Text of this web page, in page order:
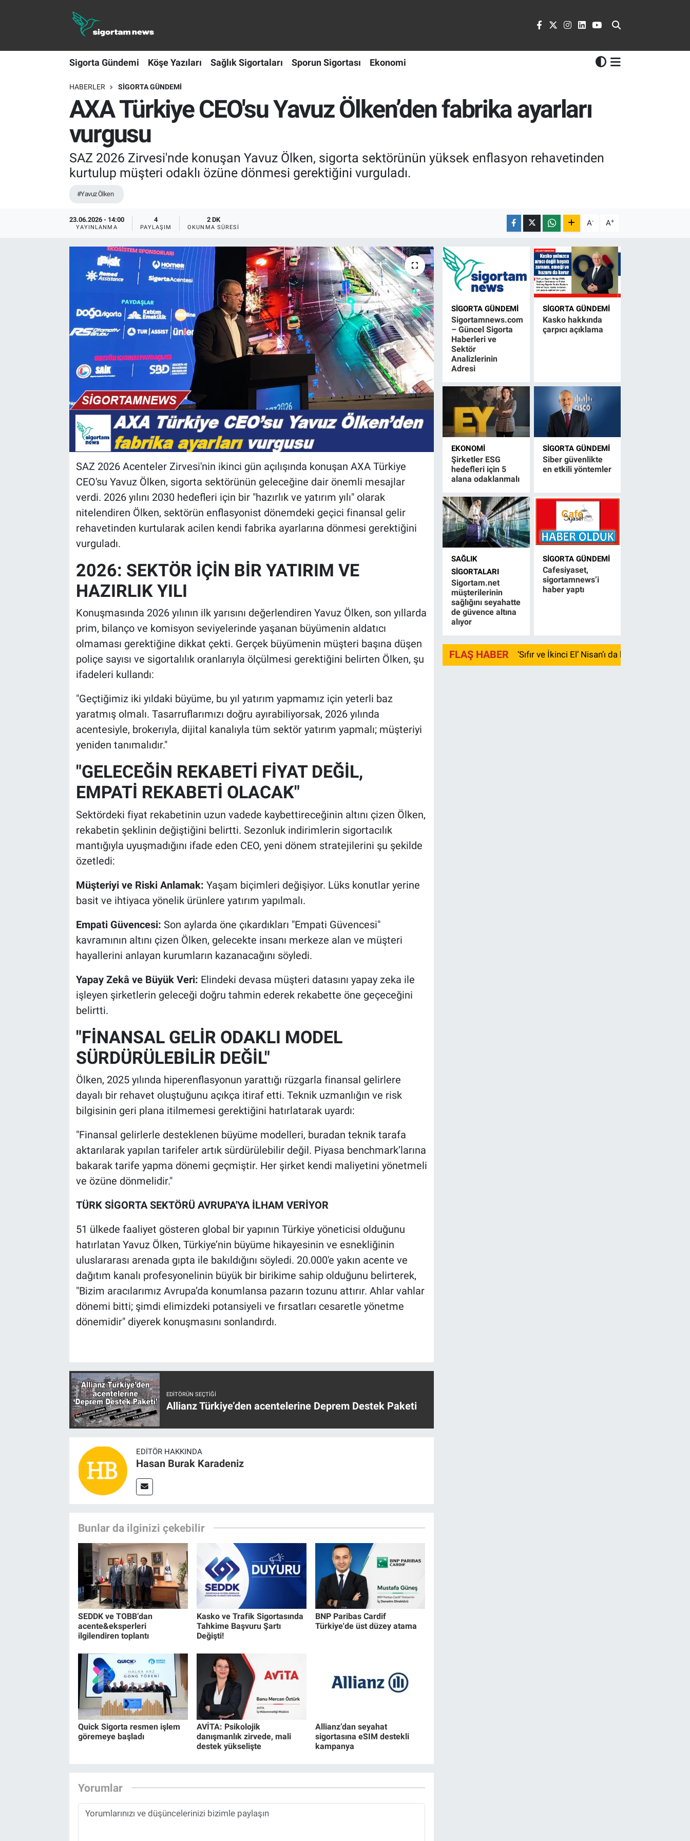
Sigorta Gündemi Köşe Yazıları Sağlık Sigortaları Sporun Sigortası Ekonomi
HABERLER SIGORTA GÜNDEMI
AXA Türkiye CEO'su Yavuz Ölken’den fabrika ayarları
vurgusu
SAZ 2026 Zirvesi'nde konuşan Yavuz Ölken, sigorta sektörünün yüksek enflasyon rehavetinden
kurtulup müşteri odaklı özüne dönmesi gerektiğini vurguladı.
#Yavuz Ölken
23.06.2026 - 14:00
YAYINLANMA
4
PAYLAŞIM
2 DK
OKUNMA SÜRESI A- A+
SAZ 2026 Acenteler Zirvesi'nin ikinci gün açılışında konuşan AXA Türkiye
CEO'su Yavuz Ölken, sigorta sektörünün geleceğine dair önemli mesajlar
verdi. 2026 yılını 2030 hedefleri için bir "hazırlık ve yatırım yılı" olarak
nitelendiren Ölken, sektörün enflasyonist dönemdeki geçici finansal gelir
rehavetinden kurtularak acilen kendi fabrika ayarlarına dönmesi gerektiğini
vurguladı.
2026: SEKTÖR İÇİN BİR YATIRIM VE
HAZIRLIK YILI
Konuşmasında 2026 yılının ilk yarısını değerlendiren Yavuz Ölken, son yıllarda
prim, bilanço ve komisyon seviyelerinde yaşanan büyümenin aldatıcı
olmaması gerektiğine dikkat çekti. Gerçek büyümenin müşteri başına düşen
poliçe sayısı ve sigortalılık oranlarıyla ölçülmesi gerektiğini belirten Ölken, şu
ifadeleri kullandı:
"Geçtiğimiz iki yıldaki büyüme, bu yıl yatırım yapmamız için yeterli baz
yaratmış olmalı. Tasarruflarımızı doğru ayırabiliyorsak, 2026 yılında
acentesiyle, brokerıyla, dijital kanalıyla tüm sektör yatırım yapmalı; müşteriyi
yeniden tanımalıdır."
"GELECEĞİN REKABETİ FİYAT DEĞİL,
EMPATİ REKABETİ OLACAK"
Sektördeki fiyat rekabetinin uzun vadede kaybettireceğinin altını çizen Ölken,
rekabetin şeklinin değiştiğini belirtti. Sezonluk indirimlerin sigortacılık
mantığıyla uyuşmadığını ifade eden CEO, yeni dönem stratejilerini şu şekilde
özetledi:
Müşteriyi ve Riski Anlamak: Yaşam biçimleri değişiyor. Lüks konutlar yerine
basit ve ihtiyaca yönelik ürünlere yatırım yapılmalı.
Empati Güvencesi: Son aylarda öne çıkardıkları "Empati Güvencesi"
kavramının altını çizen Ölken, gelecekte insanı merkeze alan ve müşteri
hayallerini anlayan kurumların kazanacağını söyledi.
Yapay Zekâ ve Büyük Veri: Elindeki devasa müşteri datasını yapay zeka ile
işleyen şirketlerin geleceği doğru tahmin ederek rekabette öne geçeceğini
belirtti.
"FİNANSAL GELİR ODAKLI MODEL
SÜRDÜRÜLEBİLİR DEĞİL"
Ölken, 2025 yılında hiperenflasyonun yarattığı rüzgarla finansal gelirlere
dayalı bir rehavet oluştuğunu açıkça itiraf etti. Teknik uzmanlığın ve risk
bilgisinin geri plana itilmemesi gerektiğini hatırlatarak uyardı:
"Finansal gelirlerle desteklenen büyüme modelleri, buradan teknik tarafa
aktarılarak yapılan tarifeler artık sürdürülebilir değil. Piyasa benchmark’larına
bakarak tarife yapma dönemi geçmiştir. Her şirket kendi maliyetini yönetmeli
ve özüne dönmelidir."
TÜRK SİGORTA SEKTÖRÜ AVRUPA'YA İLHAM VERİYOR
51 ülkede faaliyet gösteren global bir yapının Türkiye yöneticisi olduğunu
hatırlatan Yavuz Ölken, Türkiye’nin büyüme hikayesinin ve esnekliğinin
uluslararası arenada gıpta ile bakıldığını söyledi. 20.000'e yakın acente ve
dağıtım kanalı profesyonelinin büyük bir birikime sahip olduğunu belirterek,
"Bizim aracılarımız Avrupa’da konumlansa pazarın tozunu attırır. Ahlar vahlar
dönemi bitti; şimdi elimizdeki potansiyeli ve fırsatları cesaretle yönetme
dönemidir" diyerek konuşmasını sonlandırdı.
EDITÖRÜN SEÇTIĞI
Allianz Türkiye’den acentelerine Deprem Destek Paketi
EDITÖR HAKKINDA
Hasan Burak Karadeniz
Bunlar da ilginizi çekebilir
SEDDK ve TOBB’dan
acente&eksperleri
ilgilendiren toplantı
Kasko ve Trafik Sigortasında
Tahkime Başvuru Şartı
Değişti!
BNP Paribas Cardif
Türkiye'de üst düzey atama
Quick Sigorta resmen işlem
göremeye başladı
AVİTA: Psikolojik
danışmanlık zirvede, mali
destek yükselişte
Allianz’dan seyahat
sigortasına eSIM destekli
kampanya
Yorumlar
SIGORTA GÜNDEMI
Sigortamnews.com
– Güncel Sigorta
Haberleri ve
Sektör
Analizlerinin
Adresi
SIGORTA GÜNDEMI
Kasko hakkında
çarpıcı açıklama
EKONOMI
Şirketler ESG
hedefleri için 5
alana odaklanmalı
SIGORTA GÜNDEMI
Siber güvenlikte
en etkili yöntemler
SAĞLIK
SIGORTALARI
Sigortam.net
müşterilerinin
sağlığını seyahatte
de güvence altına
alıyor
SIGORTA GÜNDEMI
Cafesiyaset,
sigortamnews’i
haber yaptı
FLAŞ HABER ‘Sıfır ve İkinci El’ Nisan’ı da kayıpla kapadı
Sigorta Gündemi
Köşe Yazıları
Sağlık Sigortaları
Sporun Sigortası